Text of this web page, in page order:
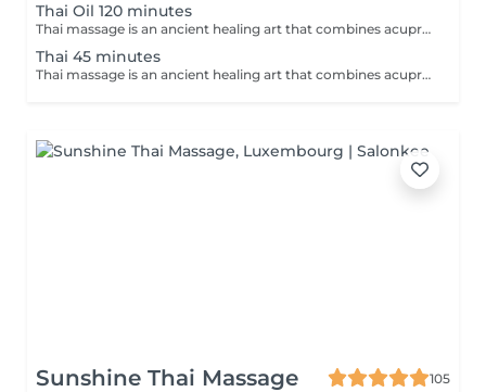
Thai Oil 120 minutes
Thai massage is an ancient healing art that combines acupressure, assisted yoga postures, and deep stretching to promote physical and mental well-being. This therapeutic practice aims to release tension, improve flexibility, and enhance energy flow throughout the body. Thai massage offers a holistic approach to relaxation, leaving you feeling invigorated, balanced, and rejuvenated.
Thai 45 minutes
Thai massage is an ancient healing art that combines acupressure, assisted yoga postures, and deep stretching to promote physical and mental well-being. This therapeutic practice aims to release tension, improve flexibility, and enhance energy flow throughout the body. Thai massage offers a holistic approach to relaxation, leaving you feeling invigorated, balanced, and rejuvenated.
Sunshine Thai Massage
105